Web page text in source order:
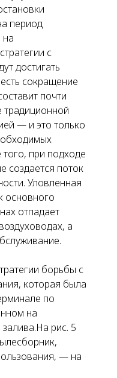
период
на
с
достигать
сокращение
почти
традиционной
— и это только
при подходе
создается поток
Уловленная
основного
отпадает
а
борьбы с
, которая была
по
на
рис. 5
, — на